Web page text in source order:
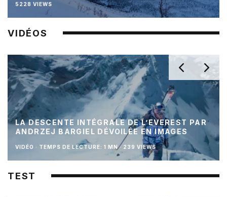
5228 VIEWS
VIDÉOS
LA DESCENTE INTÉGRALE DE L’EVEREST PAR
ANDRZEJ BARGIEL DÉVOILÉE EN IMAGES
VIDÉO · TEMPS DE LECTURE: 1 MN · 239 VIEWS
TEST